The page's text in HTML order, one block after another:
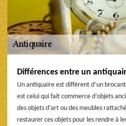
Différences entre un
Un antiquaire est différent d’un
est celui qui fait commerce d’objets
des objets d’art ou des meubles
restaurer ces objets pour les rendre à